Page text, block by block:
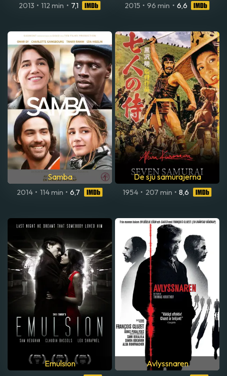
2013 • 112 min • 7,1 2015 • 96 min • 6,6
Samba
2014 • 114 min • 6,7
De sju samurajerna
1954 • 207 min • 8,6
Emulsion Avlyssnaren